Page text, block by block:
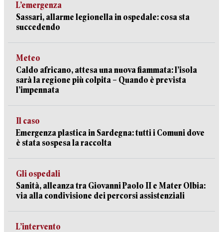
L’emergenza
Sassari, allarme legionella in ospedale: cosa sta
succedendo
Meteo
Caldo africano, attesa una nuova fiammata: l’isola
sarà la regione più colpita – Quando è prevista
l’impennata
Il caso
Emergenza plastica in Sardegna: tutti i Comuni dove
è stata sospesa la raccolta
Gli ospedali
Sanità, alleanza tra Giovanni Paolo II e Mater Olbia:
via alla condivisione dei percorsi assistenziali
L’intervento